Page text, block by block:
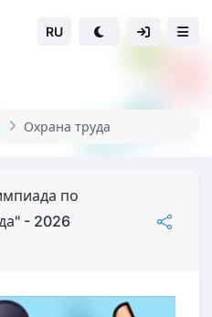
RU
Охрана труда
по
- 2026